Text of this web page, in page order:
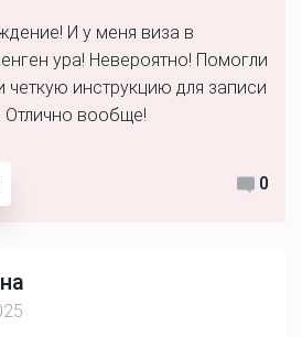
И у меня виза в
ура! Невероятно! Помогли
четкую инструкцию для записи
вообще!
0